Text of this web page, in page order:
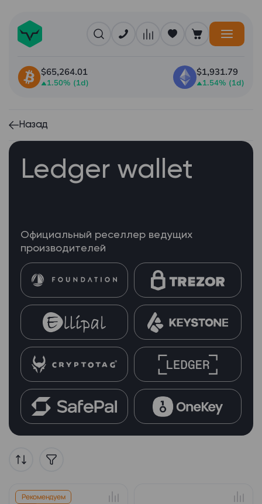
$65,264.01
1.50% (1d)
$1,931.79
1.54% (1d)
Ledger wallet
Официальный реселлер ведущих
производителей
Назад
Рекомендуем